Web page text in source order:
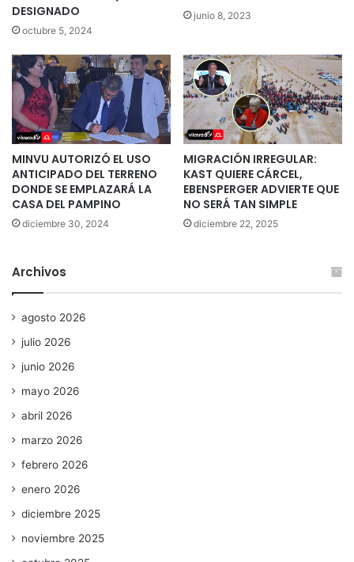
DESIGNADO
octubre 5, 2024
junio 8, 2023
MINVU AUTORIZÓ EL USO
ANTICIPADO DEL TERRENO
DONDE SE EMPLAZARÁ LA
CASA DEL PAMPINO
diciembre 30, 2024
MIGRACIÓN IRREGULAR:
KAST QUIERE CÁRCEL,
EBENSPERGER ADVIERTE QUE
NO SERÁ TAN SIMPLE
diciembre 22, 2025
Archivos
agosto 2026
julio 2026
junio 2026
mayo 2026
abril 2026
marzo 2026
febrero 2026
enero 2026
diciembre 2025
noviembre 2025